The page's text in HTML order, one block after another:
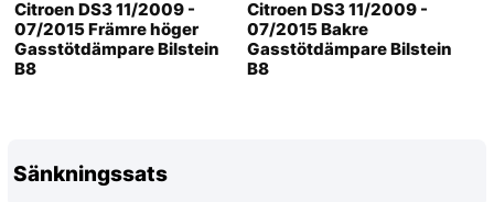
Citroen DS3 11/2009 -
07/2015 Främre höger
Gasstötdämpare Bilstein
B8
Citroen DS3 11/2009 -
07/2015 Bakre
Gasstötdämpare Bilstein
B8
Sänkningssats